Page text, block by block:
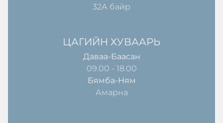
32А байр
ЦАГИЙН ХУВААРЬ
Даваа-Баасан
09.00 - 18.00
Бямба-Ням
Амарна